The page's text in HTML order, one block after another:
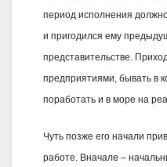
период исполнения
и пригодился ему
представительстве.
предприятиями, бывать в
поработать и в море на
Чуть позже его начали
работе. Вначале –